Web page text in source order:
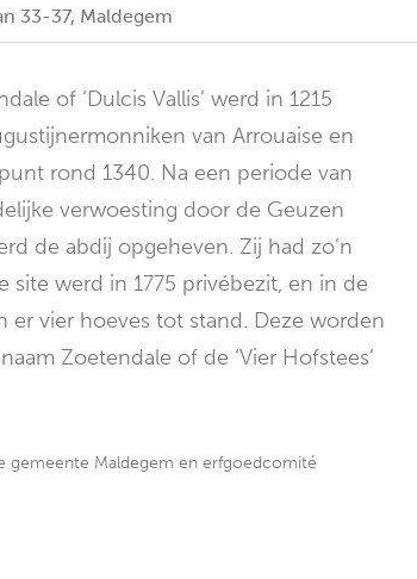
33-37, Maldegem
of ‘Dulcis Vallis’ werd in 1215
van Arrouaise en
rond 1340. Na een periode van
verwoesting door de Geuzen
de abdij opgeheven. Zij had zo’n
site werd in 1775 privébezit, en in de
er vier hoeves tot stand. Deze worden
Zoetendale of de ‘Vier Hofstees’
gemeente Maldegem en erfgoedcomité